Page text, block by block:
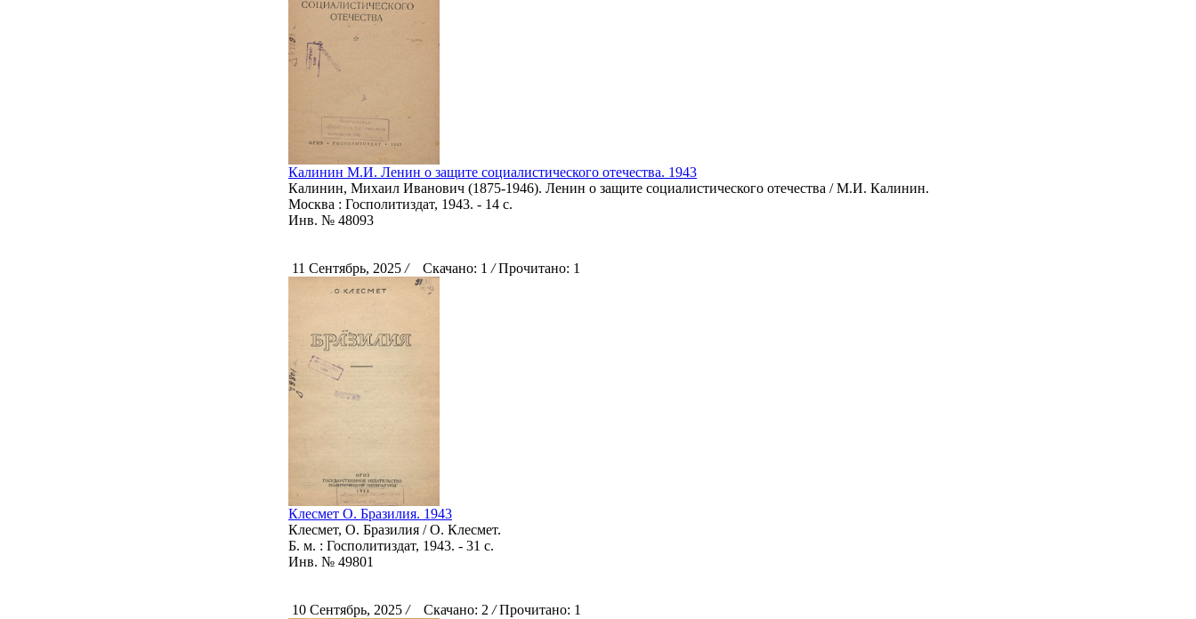
Калинин М.И. Ленин о защите социалистического отечества. 1943
Калинин, Михаил Иванович (1875-1946). Ленин о защите социалистического отечества / М.И. Калинин.
Москва : Госполитиздат, 1943. - 14 с.
Инв. № 48093
11 Сентябрь, 2025 /Скачано: 1 /Прочитано: 1
Клесмет О. Бразилия. 1943
Клесмет, О. Бразилия / О. Клесмет.
Б. м. : Госполитиздат, 1943. - 31 с.
Инв. № 49801
10 Сентябрь, 2025 /Скачано: 2 /Прочитано: 1